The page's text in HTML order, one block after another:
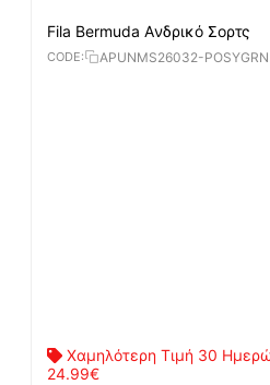
Fila Bermuda Aνδρικό Σορτς
CODE: APUNMS26032-POSYGRN
Χαμηλότερη Τιμή 30
24.99€